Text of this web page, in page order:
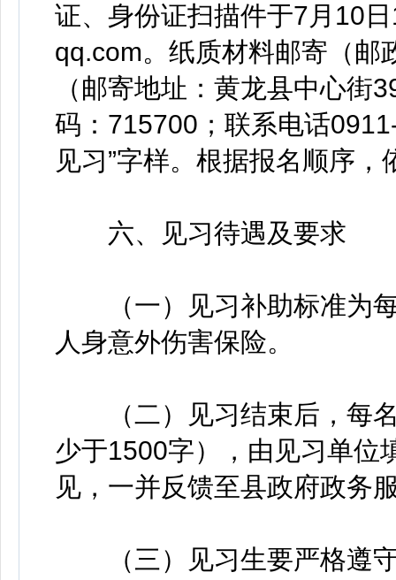
证、身份证扫描件于7月10
qq.com。纸质材料邮寄（邮
（邮寄地址：黄龙县中心街
码：715700；联系电话
见习”字样。根据报名顺序
六、见习待遇及要求
（一）见习补助标准为每
人身意外伤害保险。
（二）见习结束后，每名
少于1500字），由见习单位
见，一并反馈至县政府政务
（三）见习生要严格遵守